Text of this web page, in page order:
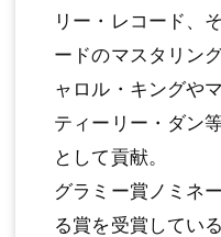
リー・レコード、
ードのマスタリン
ャロル・キングや
ティーリー・ダン
として貢献。
グラミー賞ノミネ
る賞を受賞してい